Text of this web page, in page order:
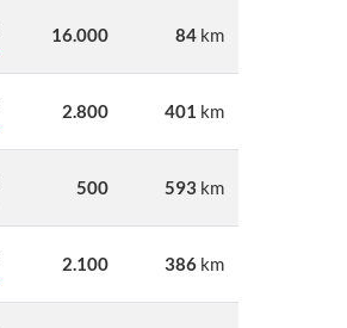
16.000 84 km
2.800 401 km
500 593 km
2.100 386 km